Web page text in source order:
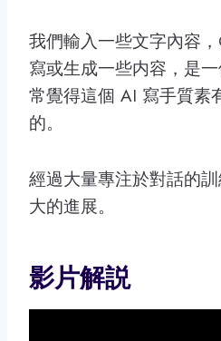
我們輸入一些文字內容
寫或生成一些内容，是
常覺得這個 AI 寫手質素
的。
經過大量專注於對話的
大的進展。
影片解説